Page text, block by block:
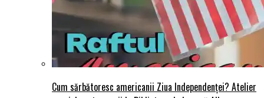
Cum sărbătoresc americanii Ziua Independenței? Atelier